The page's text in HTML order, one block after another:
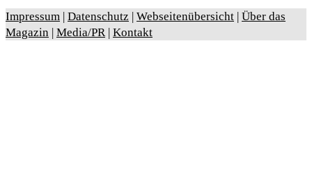
Impressum Datenschutz Webseitenübersicht Über das
Magazin
Media/PR| Kontakt